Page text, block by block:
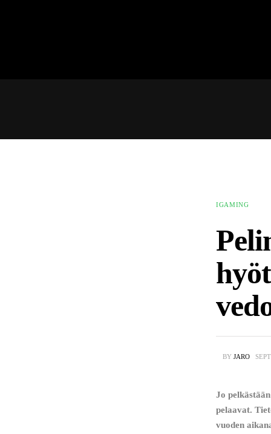
IGAMING
BY JARO
Jo
pelaavat.
vuoden